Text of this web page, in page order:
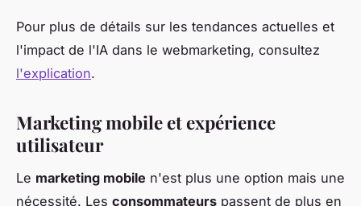
Pour plus de détails sur les tendances actuelles et
l'impact de l'IA dans le webmarketing, consultez
l'explication.
Marketing mobile et expérience
utilisateur
Le marketing mobile n'est plus une option mais une
nécessité. Les consommateurs passent de plus en